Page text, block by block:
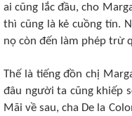
ai cũng lắc đầu, cho
thì cũng là kẻ cuồng tín.
nọ còn đến làm phép trừ
Thế là tiếng đồn chị
đâu người ta cũng khiếp
Mãi về sau, cha De la